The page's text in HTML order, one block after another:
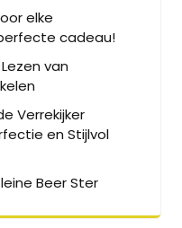
elke
cadeau!
van
Verrekijker
en Stijlvol
Beer Ster